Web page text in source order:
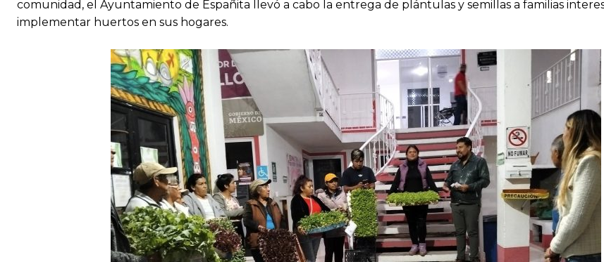
comunidad, el Ayuntamiento de Españita llevó a cabo la entrega de plántulas y semillas a familias
implementar huertos en sus hogares.